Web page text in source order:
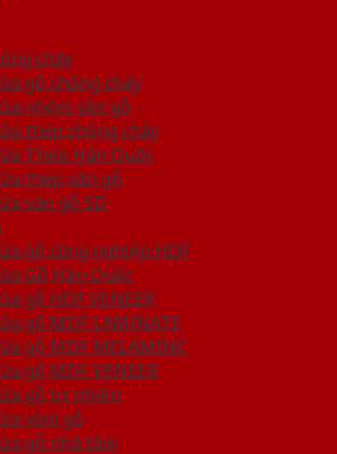
cháy
gỗ chống cháy
nhôm vân gỗ
thép chống cháy
Thép Hàn Quốc
thép vân gỗ
vân gỗ 5D
gỗ công nghiệp HDF
Gỗ Hàn Quốc
gỗ HDF VENEER
gỗ MDF LAMINATE
gỗ MDF MELAMINE
gỗ MDF VENEER
gỗ tự nhiên
vòm gỗ
gỗ nhà tắm